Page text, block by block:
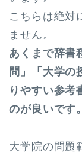
こちらは絶対
ません。
あくまで辞書
問」「大学の
りやすい参考
のが良いです。
大学院の問題